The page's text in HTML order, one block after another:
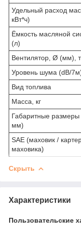
Удельный расход
кВт*ч)
Ёмкость масляной
(л)
Вентилятор, Ø (мм),
Уровень шума (dB/
Вид топлива
Масса, кг
Габаритные
мм)
SAE (маховик /
маховика)
Скрыть
Характеристики
Пользовательские